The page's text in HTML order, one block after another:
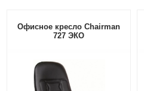
Офисное кресло Chairman
727 ЭКО